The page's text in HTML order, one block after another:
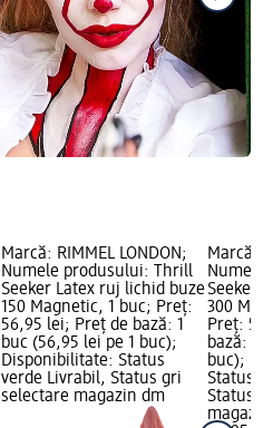
Marcă: RIMMEL LONDON;
Numele produsului: Thrill
Seeker Latex ruj lichid buze
150 Magnetic, 1 buc; Preț:
56,95 lei; Preț de bază: 1
buc (56,95 lei pe 1 buc);
Disponibilitate: Status
verde Livrabil, Status gri
selectare magazin dm
Marcă:
Numele
Seeker
300
Preț:
bază: 1
buc);
Status
Status